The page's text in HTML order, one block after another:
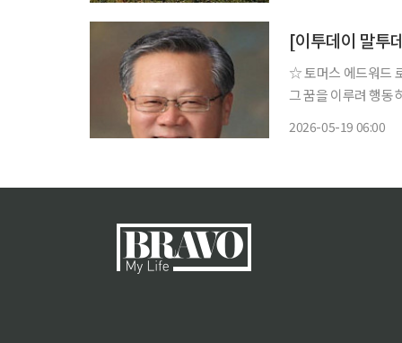
[이투데이 말투
☆ 토머스 에드워드 로렌스 명언 “낮에 꿈을 꾸는 사람은
그 꿈을 이루려 행동하기 때문이다.” 영국 고고학자.
2026-05-19 06:00